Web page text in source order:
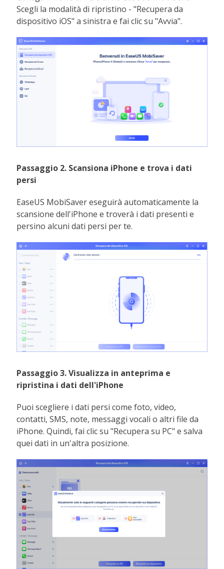
Scegli la modalità di ripristino - "Recupera da
dispositivo iOS" a sinistra e fai clic su "Avvia".
Passaggio 2. Scansiona iPhone e trova i dati
persi
EaseUS MobiSaver eseguirà automaticamente la
scansione dell'iPhone e troverà i dati presenti e
persino alcuni dati persi per te.
Passaggio 3. Visualizza in anteprima e
ripristina i dati dell'iPhone
Puoi scegliere i dati persi come foto, video,
contatti, SMS, note, messaggi vocali o altri file da
iPhone. Quindi, fai clic su "Recupera su PC" e salva
quei dati in un'altra posizione.